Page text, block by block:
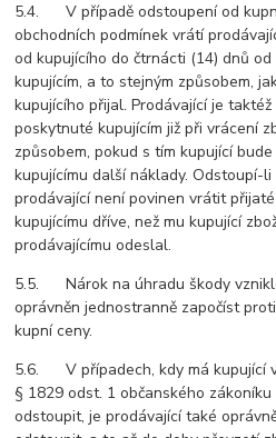
5.4. V případě odstoupení od
obchodních podmínek vrátí
od kupujícího do čtrnácti (14) dnů
kupujícím, a to stejným způsobem,
kupujícího přijal. Prodávající je
poskytnuté kupujícím již při vrácení
způsobem, pokud s tím kupující
kupujícímu další náklady. Odstoupí-
prodávající není povinen vrátit
kupujícímu dříve, než mu kupující
prodávajícímu odeslal.
5.5. Nárok na úhradu škody
oprávněn jednostranně započíst
kupní ceny.
5.6. V případech, kdy má kupující
§ 1829 odst. 1 občanského
odstoupit, je prodávající také